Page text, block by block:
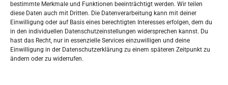
bestimmte Merkmale und Funktionen beeinträchtigt werden. Wir teilen
diese Daten auch mit Dritten. Die Datenverarbeitung kann mit deiner
Einwilligung oder auf Basis eines berechtigten Interesses erfolgen, dem du
in den individuellen Datenschutzeinstellungen widersprechen kannst. Du
hast das Recht, nur in essenzielle Services einzuwilligen und deine
Einwilligung in der Datenschutzerklärung zu einem späteren Zeitpunkt zu
ändern oder zu widerrufen.
Tko je “Idemo u Svijet – Njemačka?
Pretražite stranicu:
S